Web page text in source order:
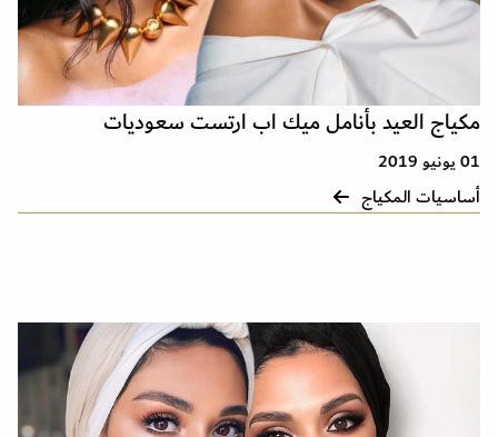
مكياج العيد بأنامل ميك اب ارتست سعوديات
01 يونيو 2019
أساسيات المكياج